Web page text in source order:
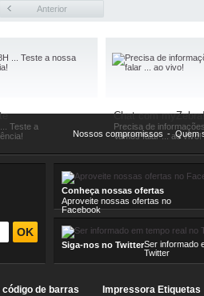
Anterior
Teste a
Chat com
Precisa de
Vamos falar ... ao vivo!
Nossos compromissos - Quem
Conheça nossas ofertas
Aproveite nossas ofertas no
Facebook
Siga-nos no TwitterSer informado
Twitter
código de barras Impressora Etiquetas